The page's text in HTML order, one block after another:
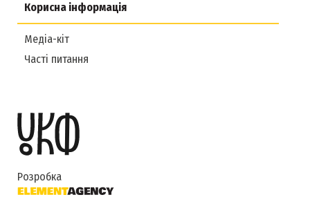
Розробка
Корисна інформація
Медіа-кіт
Часті питання